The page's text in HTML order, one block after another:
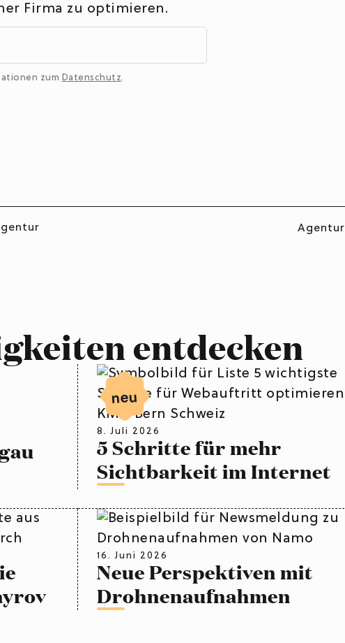
Agentur
Firma zu optimieren.
zum Datenschutz.
entdecken
8. Juli 2026
5 Schritte für mehr
Sichtbarkeit im Internet
neu
16. Juni 2026
Neue Perspektiven mit
Drohnenaufnahmen